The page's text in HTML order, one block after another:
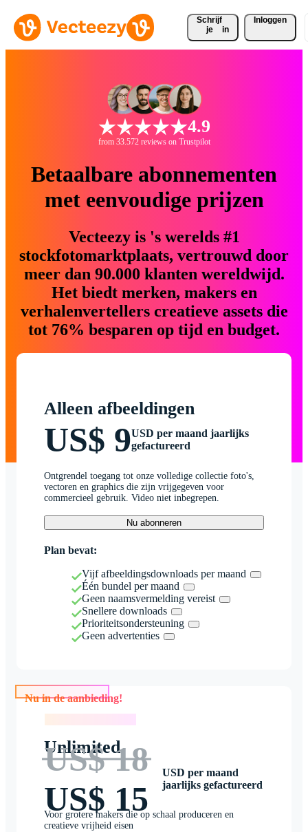
Schrijf
je
in
Inloggen
4.9
from 33.572 reviews on Trustpilot
Betaalbare abonnementen
met eenvoudige prijzen
Vecteezy is 's werelds #1
stockfotomarktplaats, vertrouwd door
meer dan 90.000 klanten wereldwijd.
Het biedt merken, makers en
verhalenvertellers creatieve assets die
tot 76% besparen op tijd en budget.
Alleen afbeeldingen
US$ 9USD per maand jaarlijks
gefactureerd
Ontgrendel toegang tot onze volledige collectie foto's,
vectoren en graphics die zijn vrijgegeven voor
commercieel gebruik. Video niet inbegrepen.
Nu abonneren
Plan bevat:
Vijf afbeeldingsdownloads per maand
Één bundel per maand
Geen naamsvermelding vereist
Snellere downloads
Prioriteitsondersteuning
Geen advertenties
Nu in de aanbieding!
Unlimited
US$ 18
US$ 15
USD per maand
jaarlijks gefactureerd
Voor grotere makers die op schaal produceren en
creatieve vrijheid eisen